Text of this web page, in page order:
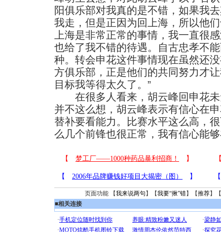
阳俱乐部对我真的是不错，如果我
我走，但是正因为回上海，所以他
上海是非常正常的事情，我一直很
也给了我不错的待遇。自古忠孝不
种。转会申花这件事情现在虽然还
方俱乐部，正是他们的共同努力才
目标我等得太久了。”
在很多人看来，胡云峰回申花未
并不这么想，胡云峰表示有信心在
替补要看能力。比赛水平这么高，
么几个前锋也很正常，我有信心能
页面功能 【我来说两句 】【我要“揪”错】【推荐】
■相关连接